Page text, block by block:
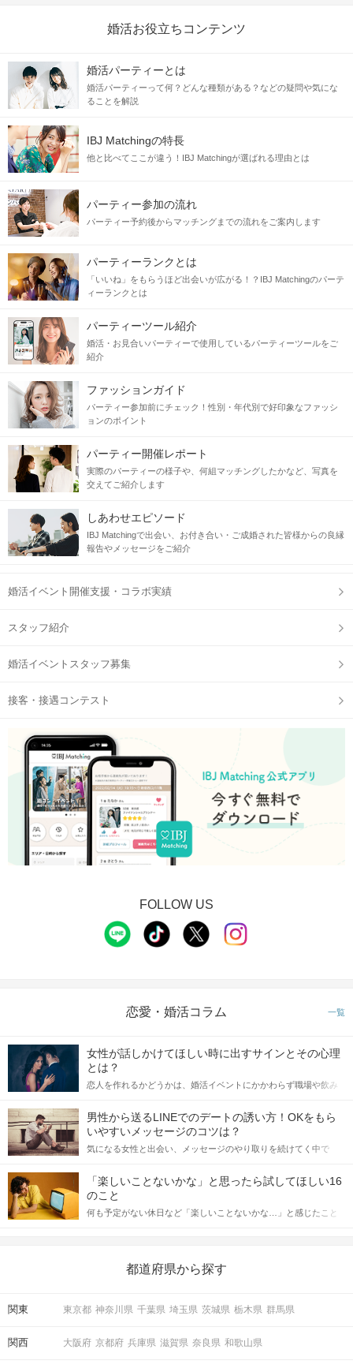
婚活お役立ちコンテンツ
婚活パーティーとは
婚活パーティーって何？どんな種類がある？などの疑問や気にな
ることを解説
IBJ Matchingの特長
他と比べてここが違う！IBJ Matchingが選ばれる理由とは
パーティー参加の流れ
パーティー予約後からマッチングまでの流れをご案内します
パーティーランクとは
「いいね」をもらうほど出会いが広がる！？IBJ Matchingのパーテ
ィーランクとは
パーティーツール紹介
婚活・お見合いパーティーで使用しているパーティーツールをご
紹介
ファッションガイド
パーティー参加前にチェック！性別・年代別で好印象なファッシ
ョンのポイント
パーティー開催レポート
実際のパーティーの様子や、何組マッチングしたかなど、写真を
交えてご紹介します
しあわせエピソード
IBJ Matchingで出会い、お付き合い・ご成婚された皆様からの良縁
報告やメッセージをご紹介
婚活イベント開催支援・コラボ実績
スタッフ紹介
婚活イベントスタッフ募集
接客・接遇コンテスト
FOLLOW US
恋愛・婚活コラム 一覧
女性が話しかけてほしい時に出すサインとその心理
とは？
恋人を作れるかどうかは、婚活イベントにかかわらず職場や飲み
てアプローチできるかにも左右されます。 これから恋人作りを本
格的に始めようとしている方は、女性が異性を求めて出すサイン
をしっかりと理解し、正しい行動に移せるかどうかが重要。 この
記事では、女性が話しかけて欲しい時に出すサインとその心理を
合にどのような行動に繋げるべきかをご紹介していきます。
男性から送るLINEでのデートの誘い方！OKをもら
いやすいメッセージのコツは？
気になる女性と出会い、メッセージのやり取りを続けてく中で
しかし、中には「どう誘ったらいいの？」とお困りの男性もいら
っしゃるのではないでしょうか。 そこで今回は、男性から女性へ
送るLINEでのデートの誘い方のコツをご紹介します。例文も混じ
えながら解説するので、ぜひ参考にしてください。
「楽しいことないかな」と思ったら試してほしい16
のこと
何も予定がない休日など「楽しいことないかな…」と感じたこと
の楽しいことアイデアを集めました♪ いままさに楽しいことを探し
都道府県から探す
関東 東京都 神奈川県 千葉県 埼玉県 茨城県 栃木県 群馬県
関西 大阪府 京都府 兵庫県 滋賀県 奈良県 和歌山県